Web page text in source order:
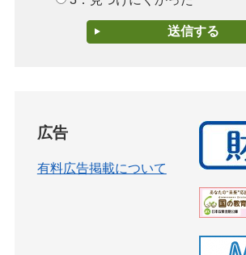
広告
有料広告掲載について